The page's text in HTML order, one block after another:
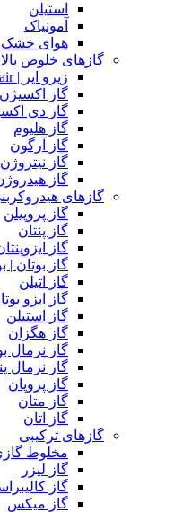
استیلن
آمونیاک
هوای خشک
گازهای خلوص
زیرو ایر | zero air
گاز اکسیژن
گاز دی
گاز هلیوم
گاز آرگون
گاز نیتروژن
گاز
گازهای
گاز پروپیلن
گاز پنتان
گاز
گاز بوتان |
گاز اتیلن
گاز ایزو
گاز استیلن
گاز هگزان
گاز نرمال
گاز نرمال
گاز پروپان
گاز متان
گاز اتان
گازهای ترکیبی
مخلوط
گاز لیزر
گاز
گاز میکس